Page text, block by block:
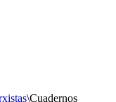
\Cuadernos